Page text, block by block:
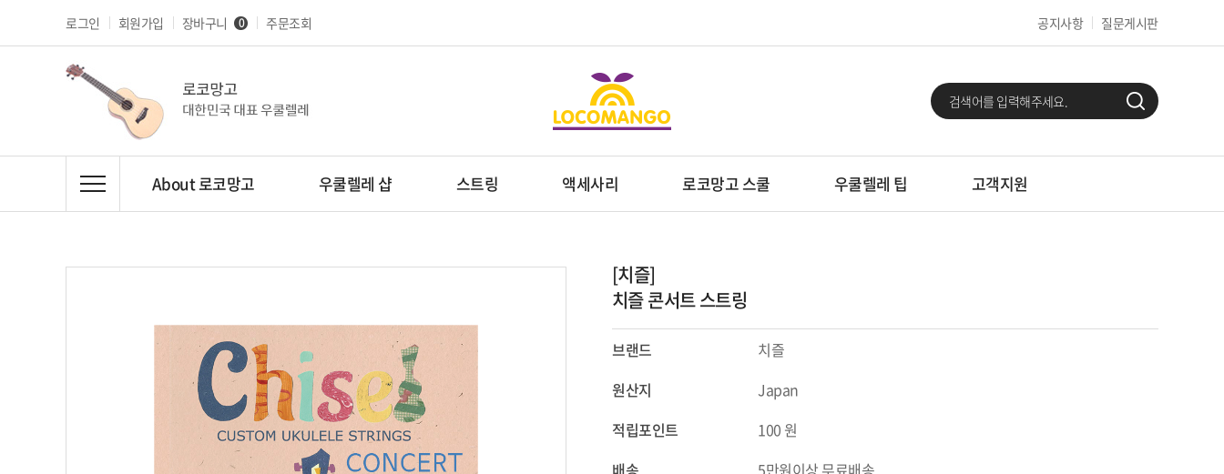
로그인 회원가입 장바구니 0 주문조회 공지사항 질문게시판
About 로코망고 우쿨렐레 샵 스트링 액세사리 로코망고 스쿨 우쿨렐레 팁 고객지원
[치즐]
치즐 콘서트 스트링
브랜드
치즐
원산지
Japan
적립포인트
100 원
배송
5만원이상 무료배송